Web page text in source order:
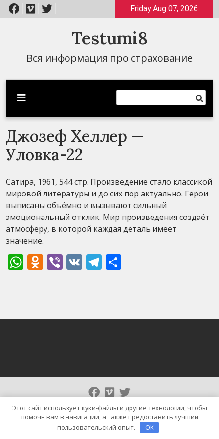
Перейти
к
Friday Aug 07, 2026
Testumi8
Вся информация про страхование
Джозеф Хеллер —
Уловка-22
Сатира, 1961, 544 стр. Произведение стало классикой
мировой литературы и до сих пор актуально. Герои
выписаны объёмно и вызывают сильный
эмоциональный отклик. Мир произведения создаёт
атмосферу, в которой каждая деталь имеет
значение.
WhatsApp
Odnoklassniki
Viber
VK Telegram
Тема WordPress | News Cast отBlaze Themes
Этот сайт использует куки-файлы и другие технологии, чтобы
помочь вам в навигации, а также предоставить лучший
пользовательский опыт.
OK